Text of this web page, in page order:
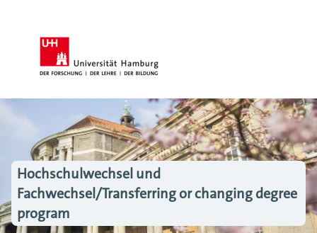
Hochschulwechsel und
Fachwechsel/Transferring or changing degree
program